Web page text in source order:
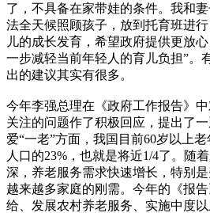
了，不具备在家带娃的条件。我和
法全天候照顾孩子，放到托育班进
儿的成长发育，希望政府提供更放
一步减轻当前年轻人的育儿负担”。
出的建议其实有很多。
今年李强总理在《政府工作报告》
关注的问题作了积极回应，提出了
爱“一老”方面，我国目前60岁以上
人口的23%，也就是将近1/4了。随
深，养老服务需求快速增长，特别
越来越多家庭的刚需。今年的《报
给、发展农村养老服务、实施中度